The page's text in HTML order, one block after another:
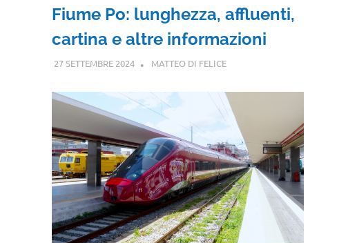
Fiume Po: lunghezza, affluenti,
cartina e altre informazioni
27 SETTEMBRE 2024 MATTEO DI FELICE